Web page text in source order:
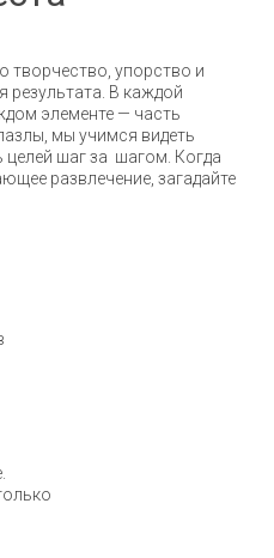
творчество, упорство и
результата. В каждой
элементе — часть
мы учимся видеть
целей шаг за шагом. Когда
развлечение, загадайте